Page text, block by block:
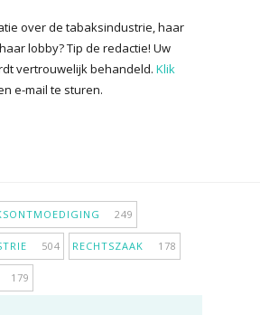
over de tabaksindustrie, haar
lobby? Tip de redactie! Uw
vertrouwelijk behandeld. Klik
e-mail te sturen.
249
504 RECHTSZAAK 178
179